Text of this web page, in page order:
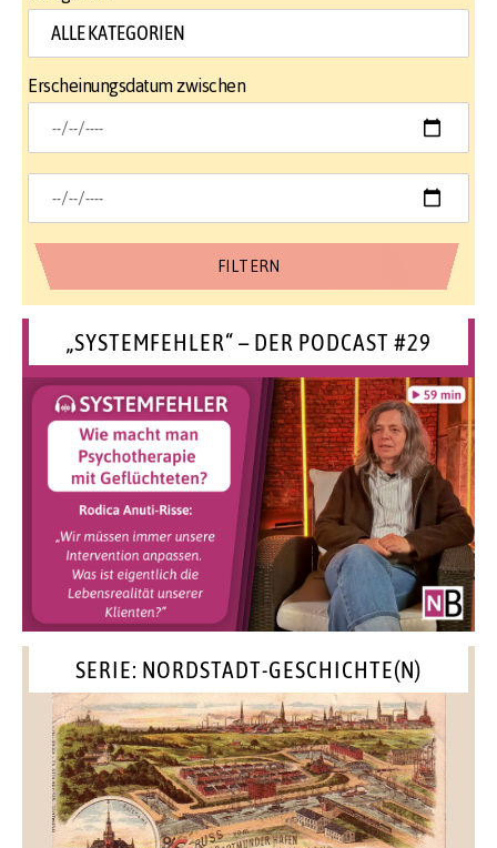
Erscheinungsdatum zwischen
„SYSTEMFEHLER“ – DER PODCAST #29
SERIE: NORDSTADT-GESCHICHTE(N)